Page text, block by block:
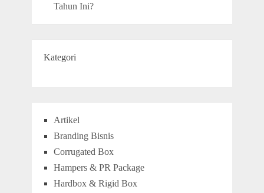
Tahun Ini?
Kategori
Artikel
Branding Bisnis
Corrugated Box
Hampers & PR Package
Hardbox & Rigid Box